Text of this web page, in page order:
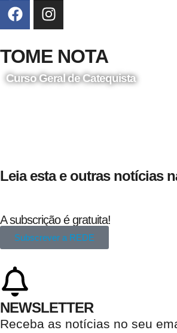
TOME NOTA
Curso Geral de Catequista
Leia esta e outras notícias
A subscrição é gratuita!
Subscrever a REDE
NEWSLETTER
Receba as notícias no seu